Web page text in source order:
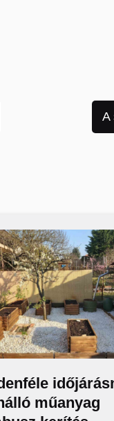
A
műanyag